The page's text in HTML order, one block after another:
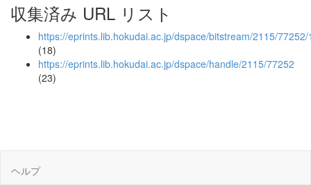
収集済み URL リスト
https://eprints.lib.hokudai.ac.jp/dspace/bitstream/2115/
(18)
https://eprints.lib.hokudai.ac.jp/dspace/handle/2115/77252
(23)
ヘルプ